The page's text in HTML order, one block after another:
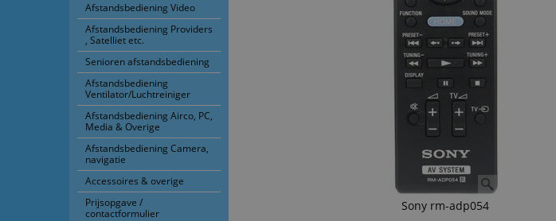
Afstandsbediening Video
Afstandsbediening Providers
, Satelliet etc.
Senioren afstandsbediening
Afstandsbediening
Ventilator/Luchtreiniger
Afstandsbediening Airco, PC,
Media & Overige
Afstandsbediening Camera,
navigatie
Accessoires & overige
Prijsopgave /
contactformulier
Sony rm-adp054